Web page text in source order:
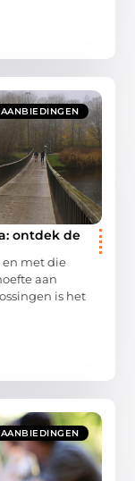
AANBIEDINGEN
ontdek de
en met die
aan
is het
AANBIEDINGEN